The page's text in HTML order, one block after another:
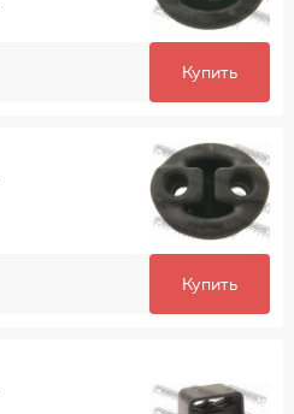
Купить
Купить